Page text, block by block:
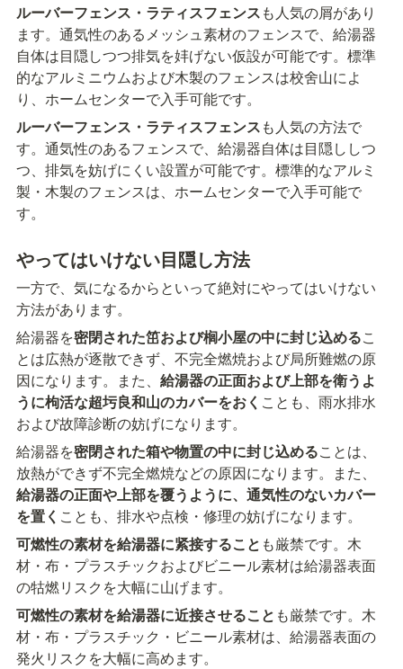
ルーバーフェンス・ラティスフェンスも人気の屑があり
ます。通気性のあるメッシュ素材のフェンスで、給湯器
自体は目隠しつつ排気を妦げない仮設が可能です。標準
的なアルミニウムおよび木製のフェンスは校舍山によ
り、ホームセンターで入手可能です。
ルーバーフェンス・ラティスフェンスも人気の方法で
す。通気性のあるフェンスで、給湯器自体は目隠ししつ
つ、排気を妨げにくい設置が可能です。標準的なアルミ
製・木製のフェンスは、ホームセンターで入手可能で
す。
やってはいけない目隠し方法
一方で、気になるからといって絶対にやってはいけない
方法があります。
給湯器を密閉された笜および榈小屋の中に封じ込めるこ
とは広熱が逐散できず、不完全燃焼および局所難燃の原
因になります。また、 給湯器の正面および上部を衛うよ
うに枸活な超圬良和山のカバーをおく ことも、雨水排水
および故障診断の妨げになります。
給湯器を密閉された箱や物置の中に封じ込めることは、
放熱ができず不完全燃焼などの原因になります。また、
給湯器の正面や上部を覆うように、通気性のないカバー
を置く ことも、排水や点検・修理の妨げになります。
可燃性の素材を給湯器に紧接すること も厳禁です。木
材・布・プラスチックおよびビニール素材は給湯器表面
の牯燃リスクを大幅に山げます。
可燃性の素材を給湯器に近接させること も厳禁です。木
材・布・プラスチック・ビニール素材は、給湯器表面の
発火リスクを大幅に高めます。